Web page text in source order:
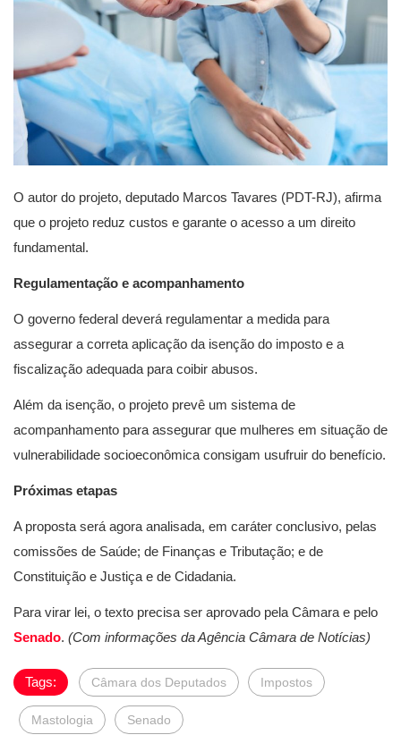
O autor do projeto, deputado Marcos Tavares (PDT-RJ), afirma
que o projeto reduz custos e garante o acesso a um direito
fundamental.
Regulamentação e acompanhamento
O governo federal deverá regulamentar a medida para
assegurar a correta aplicação da isenção do imposto e a
fiscalização adequada para coibir abusos.
Além da isenção, o projeto prevê um sistema de
acompanhamento para assegurar que mulheres em situação de
vulnerabilidade socioeconômica consigam usufruir do benefício.
Próximas etapas
A proposta será agora analisada, em caráter conclusivo, pelas
comissões de Saúde; de Finanças e Tributação; e de
Constituição e Justiça e de Cidadania.
Para virar lei, o texto precisa ser aprovado pela Câmara e pelo
Senado. (Com informações da Agência Câmara de Notícias)
Tags: Câmara dos Deputados Impostos
Mastologia Senado